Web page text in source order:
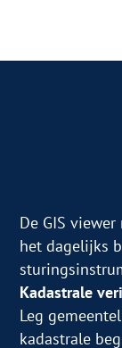
De GIS
het dagelijks
Kadastrale
Leg
kadastrale